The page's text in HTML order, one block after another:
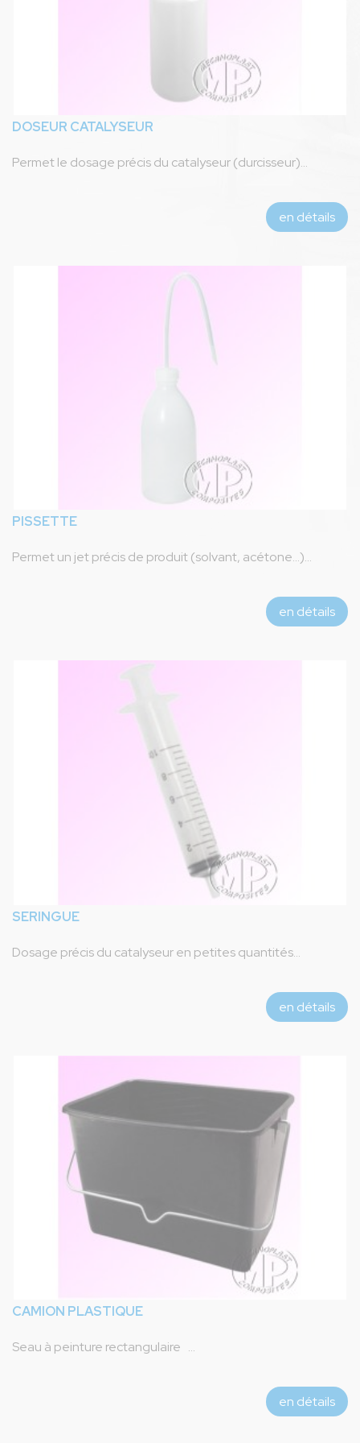
DOSEUR CATALYSEUR
Permet le dosage précis du catalyseur (durcisseur)...
en détails
PISSETTE
Permet un jet précis de produit (solvant, acétone...)...
en détails
SERINGUE
Dosage précis du catalyseur en petites quantités...
en détails
CAMION PLASTIQUE
Seau à peinture rectangulaire ...
en détails